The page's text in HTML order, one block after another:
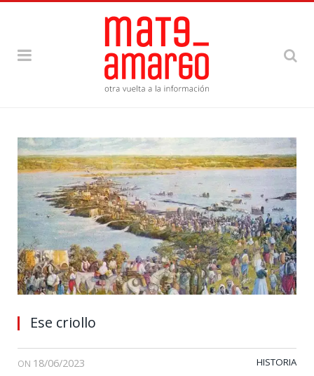
Ese criollo
ON 18/06/2023 HISTORIA